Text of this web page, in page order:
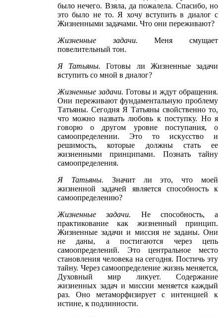
было нечего. Взяла, да пожалела. Спасибо, но
это было не то. Я хочу вступить в диалог с
Жизненными задачами. Что они переживают?
Жизненные задачи.Меня смущает
повелительный тон.
Я Татьяны.Готовы ли Жизненные задачи
вступить со мной в диалог?
Жизненные задачи. Готовы и ждут обращения.
Они переживают фундаментальную проблему
Татьяны. Сегодня Я Татьяны свойственно то,
что можно назвать любовь к поступку. Но я
говорю о другом уровне поступания, о
самоопределении. Это то искусство и
решимость, которые должны стать ее
жизненными принципами. Познать тайну
самоопределения.
Я Татьяны. Значит ли это, что моей
жизненной задачей является способность к
самоопределению?
Жизненные задачи. Не способность, а
практикование как жизненный принцип.
Жизненные задачи и миссия не заданы. Они
не даны, а постигаются через цепь
самоопределений. Это центральное место
становления человека на сегодня. Постичь эту
тайну. Через самоопределение жизнь меняется,
Духовный мир ликует. Содержание
жизненных задач и миссии меняется каждый
раз. Оно метаморфизирует с интенцией к
истине, к подлинности.